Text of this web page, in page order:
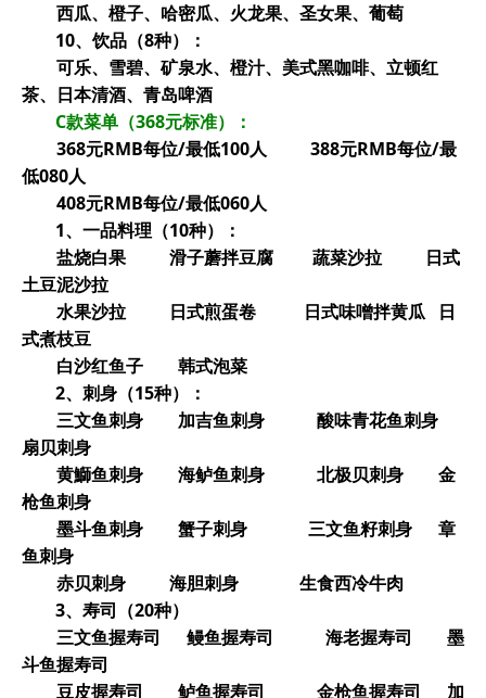
西瓜、橙子、哈密瓜、火龙果、圣女果、葡萄
10、饮品（8种）：
可乐、雪碧、矿泉水、橙汁、美式黑咖啡、立顿红
茶、日本清酒、青岛啤酒
C款菜单（368元标准）：
368元RMB每位/最低100人 388元RMB每位/最
低080人
408元RMB每位/最低060人
1、一品料理（10种）：
盐烧白果 滑子蘑拌豆腐 蔬菜沙拉 日式
土豆泥沙拉
水果沙拉 日式煎蛋卷 日式味噌拌黄瓜 日
式煮枝豆
白沙红鱼子 韩式泡菜
2、刺身（15种）：
三文鱼刺身 加吉鱼刺身 酸味青花鱼刺身
扇贝刺身
黄鰤鱼刺身 海鲈鱼刺身 北极贝刺身 金
枪鱼刺身
墨斗鱼刺身 蟹子刺身 三文鱼籽刺身 章
鱼刺身
赤贝刺身 海胆刺身 生食西冷牛肉
3、寿司（20种）
三文鱼握寿司 鳗鱼握寿司 海老握寿司 墨
斗鱼握寿司
豆皮握寿司 鲈鱼握寿司 金枪鱼握寿司 加